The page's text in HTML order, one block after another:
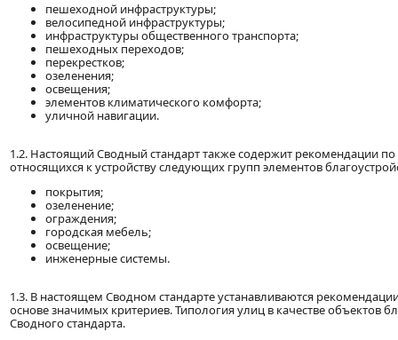
пешеходной инфраструктуры;
велосипедной инфраструктуры;
инфраструктуры общественного транспорта;
пешеходных переходов;
перекрестков;
озеленения;
освещения;
элементов климатического комфорта;
уличной навигации.
1.2. Настоящий Сводный стандарт также содержит рекомендации
относящихся к устройству следующих групп элементов
покрытия;
озеленение;
ограждения;
городская мебель;
освещение;
инженерные системы.
1.3. В настоящем Сводном стандарте устанавливаются
основе значимых критериев. Типология улиц в качестве объектов
Сводного стандарта.